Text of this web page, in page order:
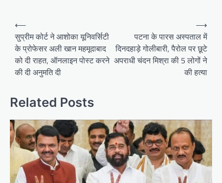
Post
navigation
⟵
सुप्रीम कोर्ट ने आशोका यूनिवर्सिटी
के प्रोफेसर अली खान महमूदाबाद
को दी राहत, ऑनलाइन पोस्ट करने
की दी अनुमति दी
पटना के पारस अस्पताल में
दिनदहाड़े गोलीबारी, पैरोल पर छूटे
अपराधी चंदन मिश्रा की 5 लोगों ने
की हत्या
⟶
Related Posts